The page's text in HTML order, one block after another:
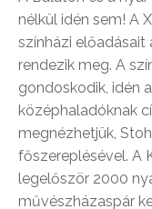
nélkül idén sem! A
színházi előadásait
rendezik meg. A
gondoskodik, idén
középhaladóknak
megnézhetjük,
főszereplésével. A
legelőször 2000
művészházaspár